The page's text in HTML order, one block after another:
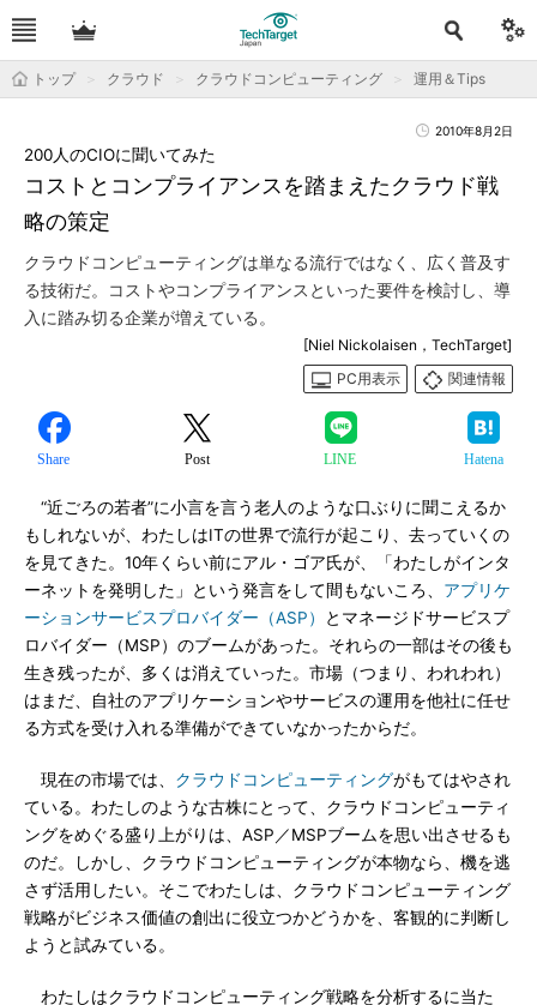
トップ クラウド クラウドコンピューティング 運用＆Tips
2010年8月2日
コストとコンプライアンスを踏まえたクラウド戦
略の策定
200人のCIOに聞いてみた
クラウドコンピューティングは単なる流行ではなく、広く普及す
る技術だ。コストやコンプライアンスといった要件を検討し、導
入に踏み切る企業が増えている。
[Niel Nickolaisen，TechTarget]
PC用表示
関連情報
Share Post LINE Hatena
“近ごろの若者”に小言を言う老人のような口ぶりに聞こえるか
もしれないが、わたしはITの世界で流行が起こり、去っていくの
を見てきた。10年くらい前にアル・ゴア氏が、「わたしがインタ
ーネットを発明した」という発言をして間もないころ、 アプリケ
ーションサービスプロバイダー（ASP）
とマネージドサービスプ
ロバイダー（MSP）のブームがあった。それらの一部はその後も
生き残ったが、多くは消えていった。市場（つまり、われわれ）
はまだ、自社のアプリケーションやサービスの運用を他社に任せ
る方式を受け入れる準備ができていなかったからだ。
現在の市場では、 クラウドコンピューティングがもてはやされ
ている。わたしのような古株にとって、クラウドコンピューティ
ングをめぐる盛り上がりは、ASP／MSPブームを思い出させるも
のだ。しかし、クラウドコンピューティングが本物なら、機を逃
さず活用したい。そこでわたしは、クラウドコンピューティング
戦略がビジネス価値の創出に役立つかどうかを、客観的に判断し
ようと試みている。
わたしはクラウドコンピューティング戦略を分析するに当た